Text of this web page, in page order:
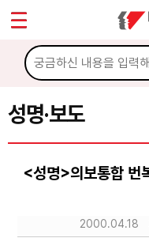
성명·보도
<성명>의보통합 번
2000.04.18
마이페이지
소개
소식
공지사항
성명·보도